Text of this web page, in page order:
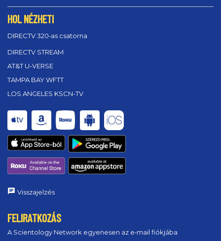
HOL NÉZHETI
DIRECTV 320‑as csatorna
DIRECTV STREAM
AT&T U-VERSE
TAMPA BAY WFTT
LOS ANGELES KSCN-TV
Visszajelzés
FELIRATKOZÁS
A Scientology Network egyenesen az e‑mail fiókjába